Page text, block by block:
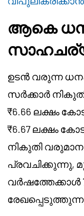
ആകെ
ഉടൻ വരുന്ന
സർക്കാർ
₹6.66 ലക്ഷം
₹6.67 ലക്ഷം
നികുതി
പ്രവചിക്കുന്നു,
വർഷത്തേക്കാൾ